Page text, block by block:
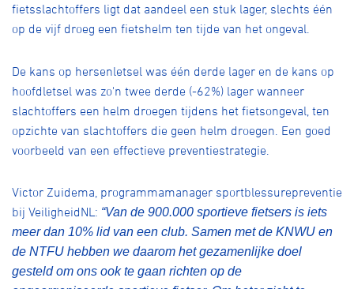
fietsslachtoffers ligt dat aandeel een stuk lager, slechts één
op de vijf droeg een fietshelm ten tijde van het ongeval.
De kans op hersenletsel was één derde lager en de kans op
hoofdletsel was zo'n twee derde (-62%) lager wanneer
slachtoffers een helm droegen tijdens het fietsongeval, ten
opzichte van slachtoffers die geen helm droegen. Een goed
voorbeeld van een effectieve preventiestrategie.
Victor Zuidema, programmamanager sportblessurepreventie
bij VeiligheidNL: “Van de 900.000 sportieve fietsers is iets
meer dan 10% lid van een club. Samen met de KNWU en
de NTFU hebben we daarom het gezamenlijke doel
gesteld om ons ook te gaan richten op de